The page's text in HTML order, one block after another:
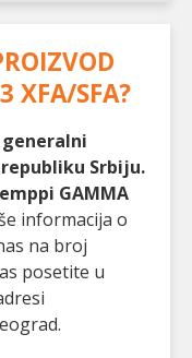
XFA/SFA?
generalni
Srbiju.
GAMMA
informacija o
na broj
posetite u